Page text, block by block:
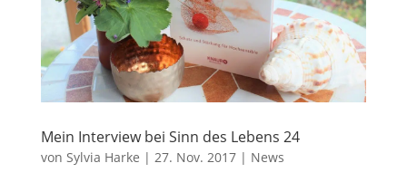
Mein Interview bei Sinn des Lebens 24
von Sylvia Harke | 27. Nov. 2017| News